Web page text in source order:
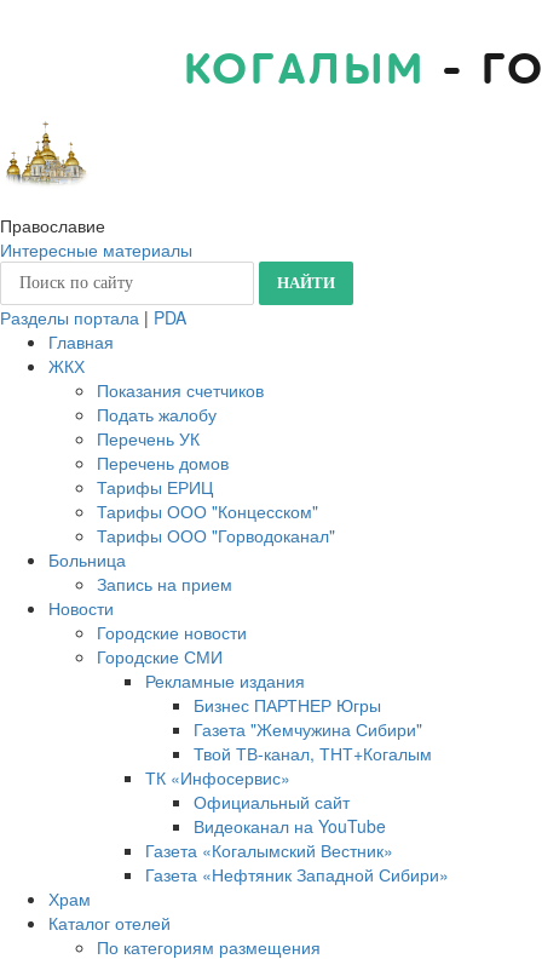
КОГАЛЫМ -
Православие
Интересные материалы
Разделы портала | PDA
Главная
ЖКХ
Показания счетчиков
Подать жалобу
Перечень УК
Перечень домов
Тарифы ЕРИЦ
Тарифы ООО "Концесском"
Тарифы ООО "Горводоканал"
Больница
Запись на прием
Новости
Городские новости
Городские СМИ
Рекламные издания
Бизнес ПАРТНЕР Югры
Газета "Жемчужина Сибири"
Твой ТВ-канал, ТНТ+Когалым
ТК «Инфосервис»
Официальный сайт
Видеоканал на YouTube
Газета «Когалымский Вестник»
Газета «Нефтяник Западной Сибири»
Храм
Каталог отелей
По категориям размещения